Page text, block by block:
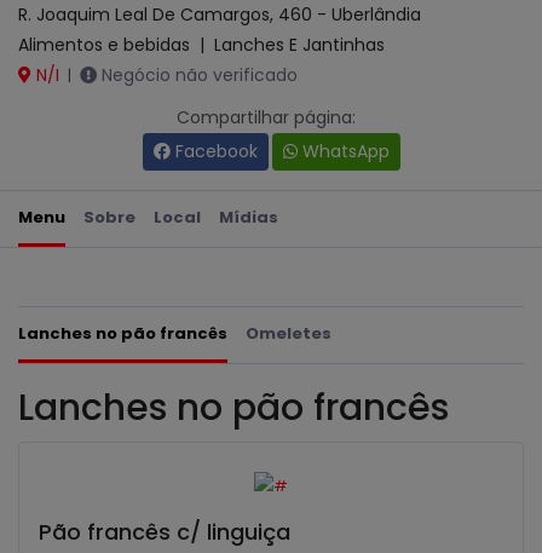
R. Joaquim Leal De Camargos, 460 - Uberlândia
Alimentos e bebidas | Lanches E Jantinhas
N/I |
Negócio não verificado
Compartilhar página:
Facebook
WhatsApp
Menu Sobre Local Mídias
Lanches no pão francês Omeletes
Lanches no pão francês
Pão francês c/ linguiça